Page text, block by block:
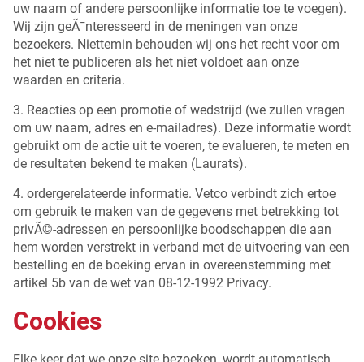
uw naam of andere persoonlijke informatie toe te voegen).
Wij zijn geÃ¯nteresseerd in de meningen van onze
bezoekers. Niettemin behouden wij ons het recht voor om
het niet te publiceren als het niet voldoet aan onze
waarden en criteria.
3. Reacties op een promotie of wedstrijd (we zullen vragen
om uw naam, adres en e-mailadres). Deze informatie wordt
gebruikt om de actie uit te voeren, te evalueren, te meten en
de resultaten bekend te maken (Laurats).
4. ordergerelateerde informatie. Vetco verbindt zich ertoe
om gebruik te maken van de gegevens met betrekking tot
privÃ©-adressen en persoonlijke boodschappen die aan
hem worden verstrekt in verband met de uitvoering van een
bestelling en de boeking ervan in overeenstemming met
artikel 5b van de wet van 08-12-1992 Privacy.
Cookies